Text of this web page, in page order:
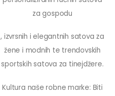
za gospodu
, izvrsnih i elegantnih satova za
žene i modnih te trendovskih
sportskih satova za tinejdžere.
Kultura naše robne marke: Biti